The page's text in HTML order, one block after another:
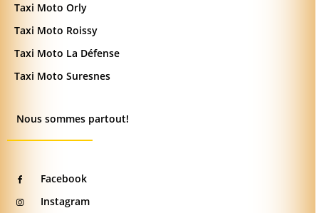
Taxi Moto Orly
Taxi Moto Roissy
Taxi Moto La Défense
Taxi Moto Suresnes
Nous sommes partout!
Facebook
Instagram